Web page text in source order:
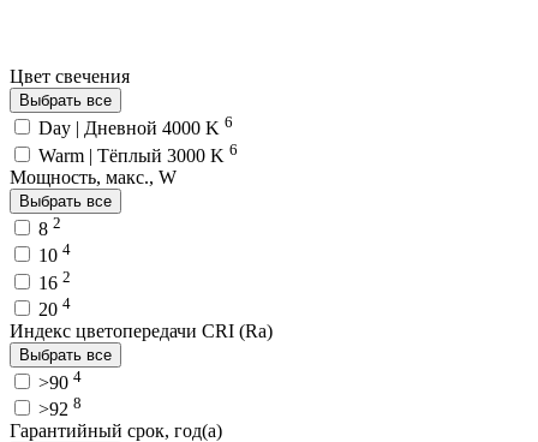
Цвет свечения
Выбрать все
Day | Дневной 4000 K 6
Warm | Тёплый 3000 K 6
Мощность, макс., W
Выбрать все
8 2
10 4
16 2
20 4
Индекс цветопередачи CRI (Ra)
Выбрать все
>90 4
>92 8
Гарантийный срок, год(а)